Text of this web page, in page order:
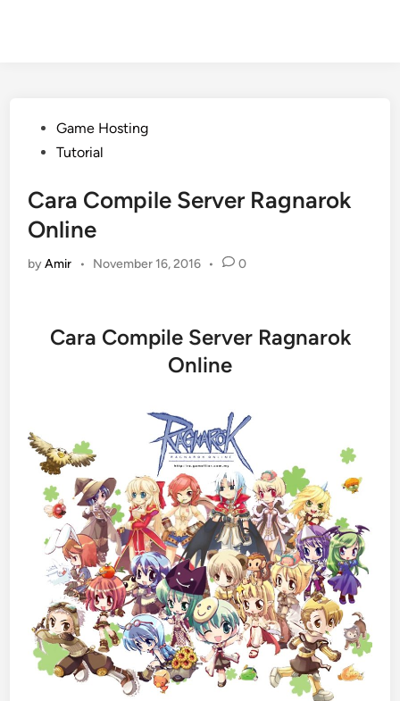
PostedGame Hosting
Tutorial
Cara Compile Server Ragnarok
Online
byAmir • November 16, 2016 • 0
Cara Compile Server Ragnarok
Online